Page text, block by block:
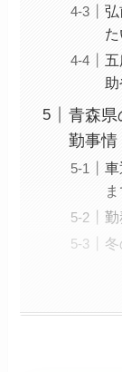
青森県
勤事情